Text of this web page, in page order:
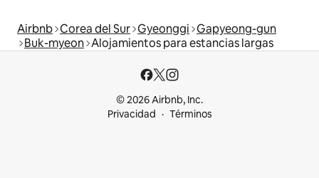
Airbnb Corea del Sur Gyeonggi Gapyeong-gun
Buk-myeon Alojamientos para estancias largas
© 2026 Airbnb, Inc.
Privacidad
Términos